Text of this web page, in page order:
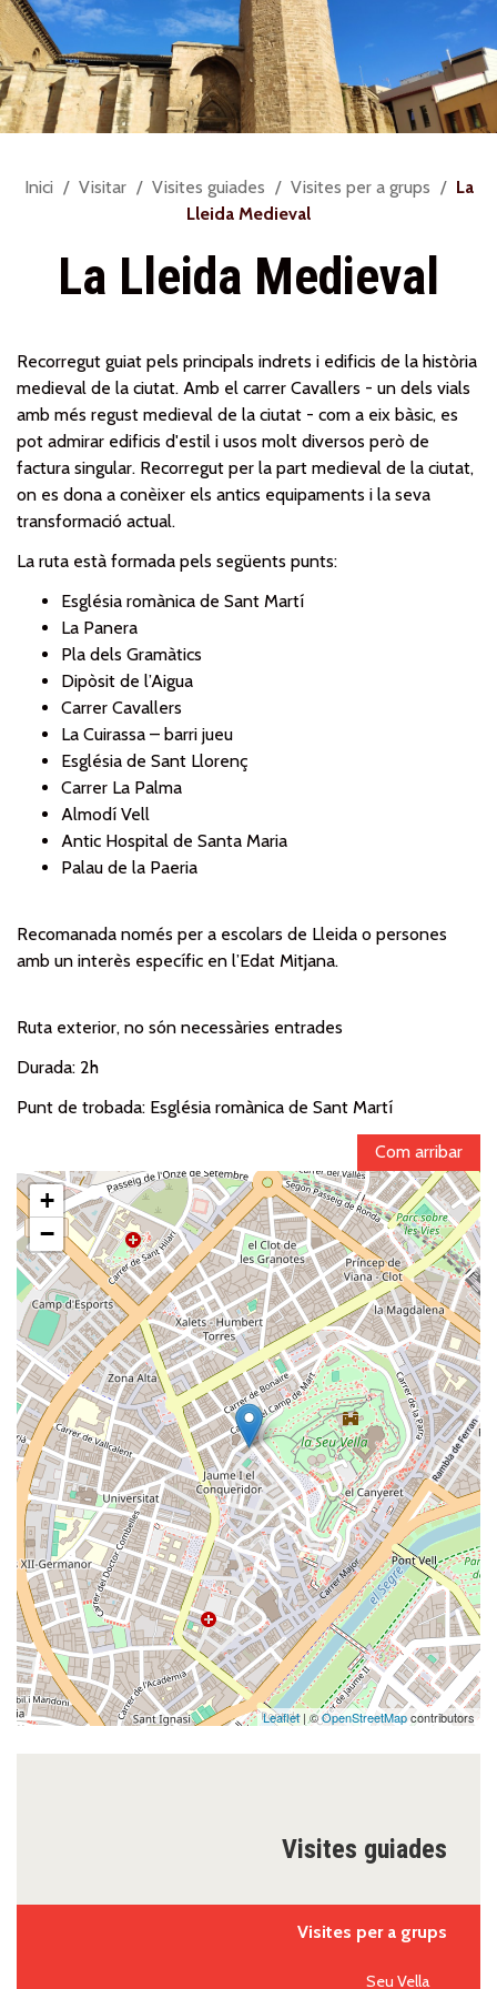
Sou
Inici Visitar Visites guiades Visites per a grups
La
Lleida Medieval
La Lleida Medieval
Recorregut guiat pels principals indrets i edificis de la història
medieval de la ciutat. Amb el carrer Cavallers - un dels vials
amb més regust medieval de la ciutat - com a eix bàsic, es
pot admirar edificis d'estil i usos molt diversos però de
factura singular. Recorregut per la part medieval de la ciutat,
on es dona a conèixer els antics equipaments i la seva
transformació actual.
La ruta està formada pels següents punts:
Església romànica de Sant Martí
La Panera
Pla dels Gramàtics
Dipòsit de l’Aigua
Carrer Cavallers
La Cuirassa – barri jueu
Església de Sant Llorenç
Carrer La Palma
Almodí Vell
Antic Hospital de Santa Maria
Palau de la Paeria
Recomanada només per a escolars de Lleida o persones
amb un interès específic en l’Edat Mitjana.
Ruta exterior, no són necessàries entrades
Durada: 2h
Punt de trobada: Església romànica de Sant Martí
Com arribar
+
−
Leaflet| ©OpenStreetMapcontributors
Visites guiades
Visites per a grups
Seu Vella